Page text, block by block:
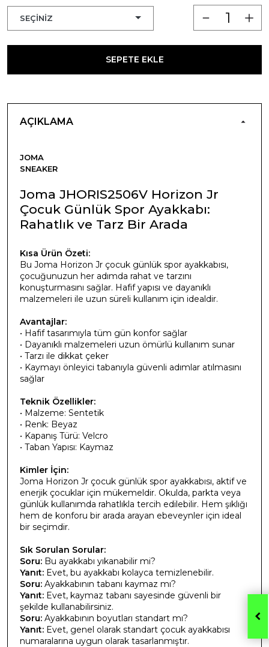
SEPETE EKLE
AÇIKLAMA
JOMA
SNEAKER
Joma JHORIS2506V Horizon Jr
Çocuk Günlük Spor Ayakkabı:
Rahatlık ve Tarz Bir Arada
Kısa Ürün Özeti:
Bu Joma Horizon Jr çocuk günlük spor ayakkabısı,
çocuğunuzun her adımda rahat ve tarzını
konuşturmasını sağlar. Hafif yapısı ve dayanıklı
malzemeleri ile uzun süreli kullanım için idealdir.
Avantajlar:
• Hafif tasarımıyla tüm gün konfor sağlar
• Dayanıklı malzemeleri uzun ömürlü kullanım sunar
• Tarzı ile dikkat çeker
• Kaymayı önleyici tabanıyla güvenli adımlar atılmasını
sağlar
Teknik Özellikler:
• Malzeme: Sentetik
• Renk: Beyaz
• Kapanış Türü: Velcro
• Taban Yapısı: Kaymaz
Kimler İçin:
Joma Horizon Jr çocuk günlük spor ayakkabısı, aktif ve
enerjik çocuklar için mükemeldir. Okulda, parkta veya
günlük kullanımda rahatlıkla tercih edilebilir. Hem şıklığı
hem de konforu bir arada arayan ebeveynler için ideal
bir seçimdir.
Sık Sorulan Sorular:
Soru: Bu ayakkabı yıkanabilir mi?
Yanıt: Evet, bu ayakkabı kolayca temizlenebilir.
Soru: Ayakkabının tabanı kaymaz mı?
Yanıt: Evet, kaymaz tabanı sayesinde güvenli bir
şekilde kullanabilirsiniz.
Soru: Ayakkabının boyutları standart mı?
Yanıt: Evet, genel olarak standart çocuk ayakkabısı
numaralarına uygun olarak tasarlanmıştır.